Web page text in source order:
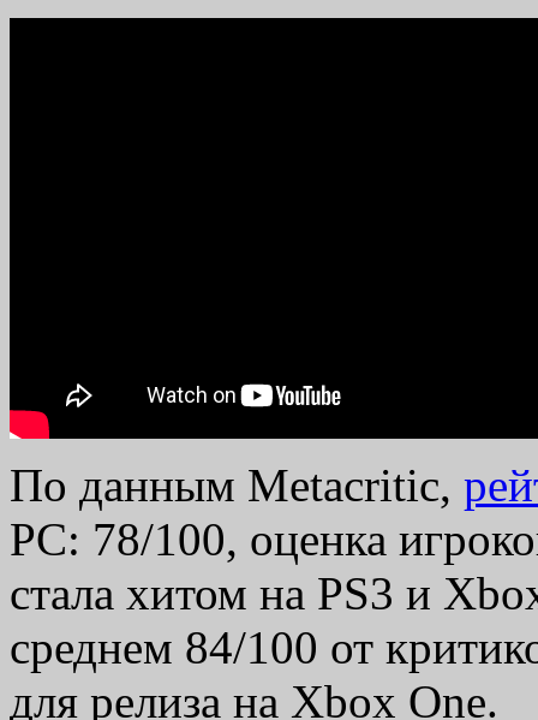
По данным Metacritic,
PC: 78/100, оценка
стала хитом на PS3 и
среднем 84/100 от
для релиза на Xbox One.